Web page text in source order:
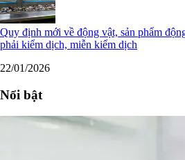
Quy định mới về động vật, sản phẩm
phải kiểm dịch, miễn kiểm dịch
22/01/2026
Nổi bật